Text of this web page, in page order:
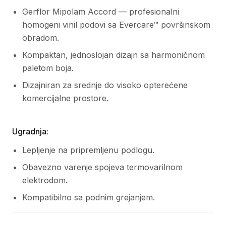
Gerflor Mipolam Accord — profesionalni
homogeni vinil podovi sa Evercare™ površinskom
obradom.
Kompaktan, jednoslojan dizajn sa harmoničnom
paletom boja.
Dizajniran za srednje do visoko opterećene
komercijalne prostore.
Ugradnja:
Lepljenje na pripremljenu podlogu.
Obavezno varenje spojeva termovarilnom
elektrodom.
Kompatibilno sa podnim grejanjem.